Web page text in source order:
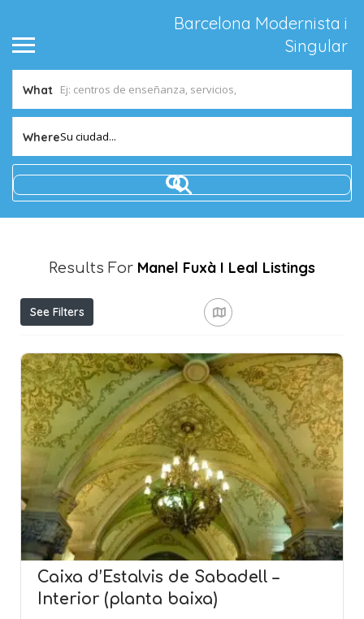
Barcelona Modernista i
Singular
What
WhereSu ciudad...
Results For Manel Fuxà I Leal Listings
See Filters
Caixa d’Estalvis de Sabadell –
Interior (planta baixa)